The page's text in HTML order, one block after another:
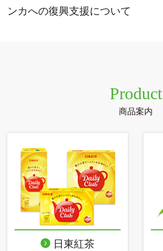
ンカへの復興支援について
Product
商品案内
日東紅茶